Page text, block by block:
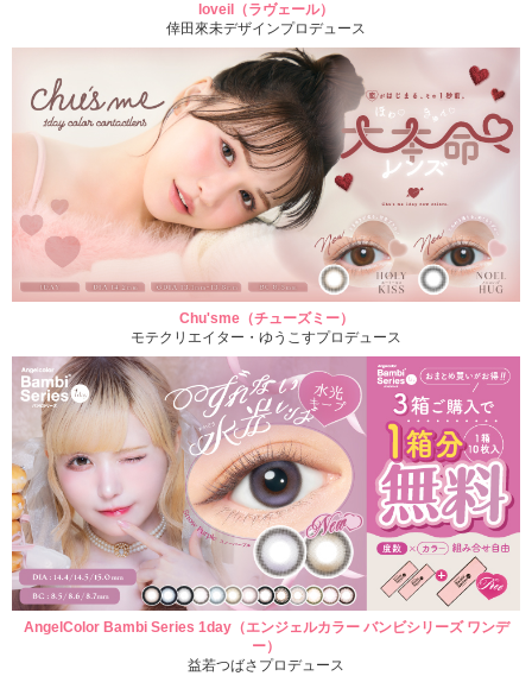
loveil（ラヴェール）
倖田來未デザインプロデュース
Chu'sme（チューズミー）
モテクリエイター・ゆうこすプロデュース
AngelColor Bambi Series 1day（エンジェルカラー バンビシリーズ ワンデ
ー）
益若つばさプロデュース